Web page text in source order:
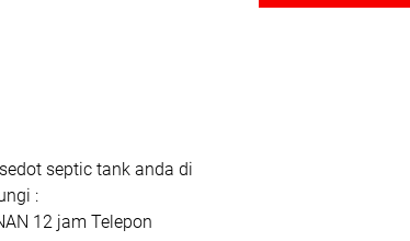
septic tank anda di
:
12 jam Telepon